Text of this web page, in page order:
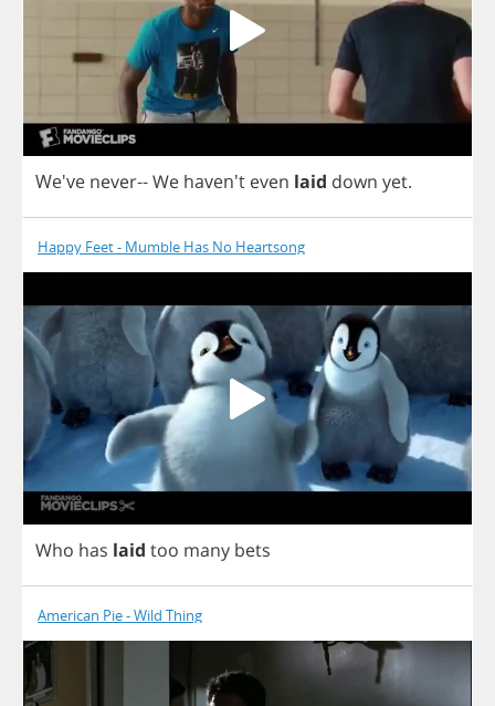
We've never--We haven't even laid down yet.
Happy Feet - Mumble Has No Heartsong
Who has laid too many bets
American Pie - Wild Thing